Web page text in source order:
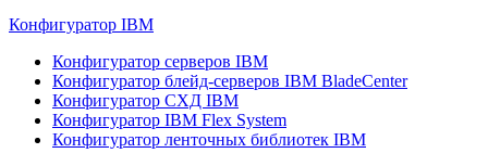
Конфигуратор IBM
Конфигуратор серверов IBM
Конфигуратор блейд-серверов IBM BladeCenter
Конфигуратор СХД IBM
Конфигуратор IBM Flex System
Конфигуратор ленточных библиотек IBM